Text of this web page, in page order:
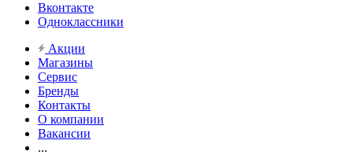
Вконтакте
Одноклассники
Акции
Магазины
Сервис
Бренды
Контакты
О компании
Вакансии
...